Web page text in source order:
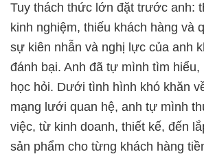
Tuy thách thức lớn đặt trước anh:
kinh nghiệm, thiếu khách hàng và
sự kiên nhẫn và nghị lực của anh
đánh bại. Anh đã tự mình tìm
học hỏi. Dưới tình hình khó khăn
mạng lưới quan hệ, anh tự mình
việc, từ kinh doanh, thiết kế, đến
sản phẩm cho từng khách hàng